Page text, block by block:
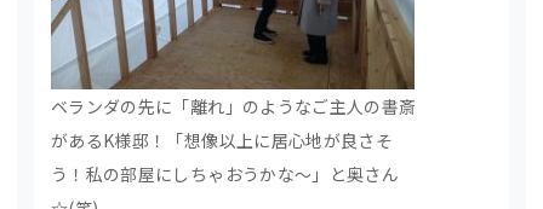
ベランダの先に「離れ」のようなご主人の書斎
があるK様邸！「想像以上に居心地が良さそ
う！私の部屋にしちゃおうかな～」と奥さん